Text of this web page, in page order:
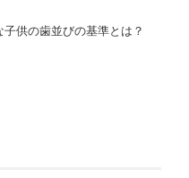
供の歯並びの基準とは？